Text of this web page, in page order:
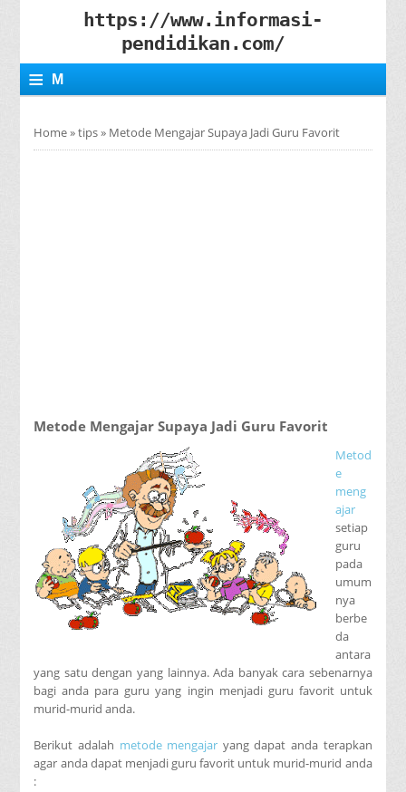
https://www.informasi-
pendidikan.com/
≡ M
Home»tips» Metode Mengajar Supaya Jadi Guru Favorit
Metode Mengajar Supaya Jadi Guru Favorit
Metod
e
meng
ajar
setiap
guru
pada
umum
nya
berbe
da
antara
yang satu dengan yang lainnya. Ada banyak cara sebenarnya
bagi anda para guru yang ingin menjadi guru favorit untuk
murid-murid anda.
Berikut adalah metode mengajar yang dapat anda terapkan
agar anda dapat menjadi guru favorit untuk murid-murid anda
: